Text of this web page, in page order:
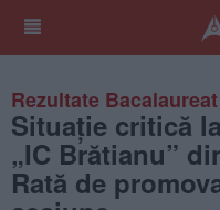
Rezultate
Situație critică
„IC Brătianu”
Rată de